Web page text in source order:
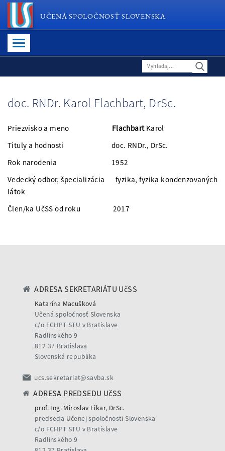
UČENÁ SPOLOČNOSŤ SLOVENSKA
doc. RNDr. Karol Flachbart, DrSc.
Priezvisko a meno FlachbartKarol
Tituly a hodnosti doc. RNDr., DrSc.
Rok narodenia 1952
Vedecký odbor, špecializácia fyzika, fyzika kondenzovaných
látok
Člen/ka UčSS od roku 2017
ADRESA SEKRETARIÁTU UčSS
Katarína Macušková
Učená spoločnosť Slovenska
c/o FCHPT STU v Bratislave
Radlinského 9
812 37 Bratislava
Slovenská republika
ucs.sekretariat@savba.sk
ADRESA PREDSEDU UčSS
prof. Ing. Miroslav Fikar, DrSc.
predseda Učenej spoločnosti Slovenska
c/o FCHPT STU v Bratislave
Radlinského 9